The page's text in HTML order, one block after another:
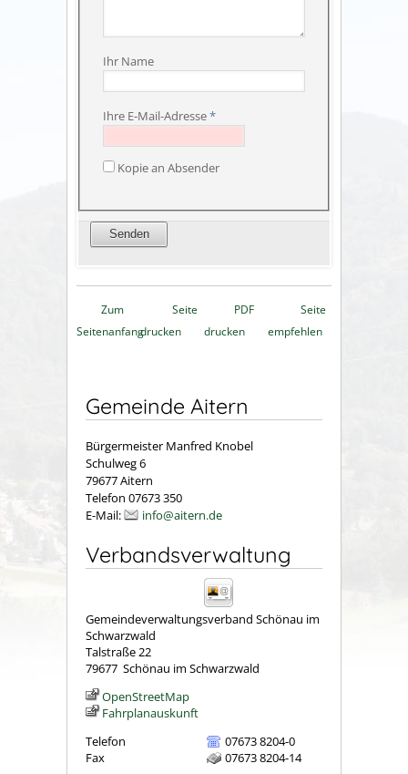
Ihr Name
Ihre E-Mail-Adresse*
Kopie an Absender
Zum
Seitenanfang
Seite
drucken
PDF
drucken
Seite
empfehlen
Gemeinde Aitern
Bürgermeister Manfred Knobel
Schulweg 6
79677 Aitern
Telefon 07673 350
E-Mail:
info@aitern.de
Verbandsverwaltung
Gemeindeverwaltungsverband Schönau im
Schwarzwald
Talstraße 22
79677 Schönau im Schwarzwald
OpenStreetMap
Fahrplanauskunft
Telefon
07673 8204-0
Fax
07673 8204-14